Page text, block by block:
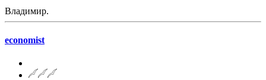
Владимир.
economist